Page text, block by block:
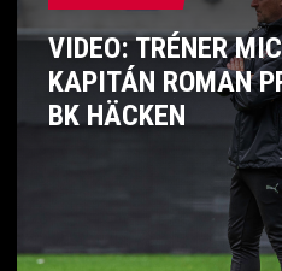
VIDEO: TRÉNER
KAPITÁN ROMAN
BK HÄCKEN